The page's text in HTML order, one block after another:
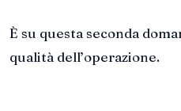
È su questa seconda
qualità dell’operazione.